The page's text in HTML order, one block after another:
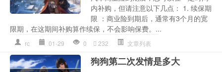
内补购，但请注意以下几点： 1. 续保期
限 ：商业险到期后，通常有3个月的宽
限期，在这期间补购算作续保，不会影响保费。...
rc 01-29 0 232 文章列表
狗狗第二次发情是多大